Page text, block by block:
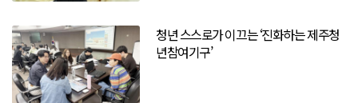
청년 스스로가 이끄는 ‘진화하는 제주청
년참여기구’